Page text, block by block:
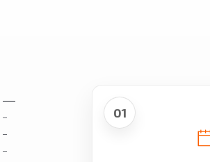
01